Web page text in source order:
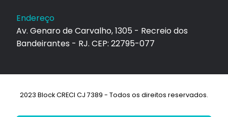
Endereço
Av. Genaro de Carvalho, 1305 - Recreio dos
Bandeirantes - RJ. CEP: 22795-077
2023 Block CRECI CJ 7389 - Todos os direitos reservados.